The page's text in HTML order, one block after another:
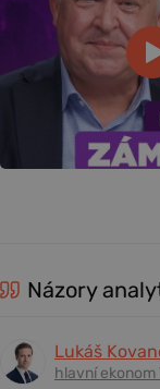
Názory
Lukáš
hlavní ekonom